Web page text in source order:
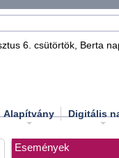
6. csütörtök, Berta
Alapítvány Digitális
Események